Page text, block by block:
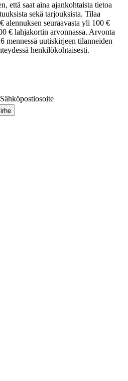
että saat aina ajankohtaista tietoa
sekä tarjouksista. Tilaa
alennuksen seuraavasta yli 100 €
€ lahjakortin arvonnassa. Arvonta
mennessä uutiskirjeen tilanneiden
henkilökohtaisesti.
Sähköpostiosoite